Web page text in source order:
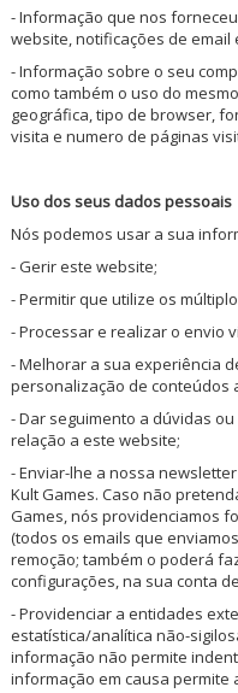
- Informação que nos
website, notificações de email
- Informação sobre o seu
como também o uso do
geográfica, tipo de browser,
visita e numero de páginas
Uso dos seus dados pessoais
Nós podemos usar a sua
- Gerir este website;
- Permitir que utilize os
- Processar e realizar o envio
- Melhorar a sua experiência
personalização de conteúdos
- Dar seguimento a dúvidas
relação a este website;
- Enviar-lhe a nossa
Kult Games. Caso não
Games, nós providenciamos
(todos os emails que
remoção; também o poderá
configurações, na sua conta
- Providenciar a entidades
estatística/analítica não-
informação não permite
informação em causa permite